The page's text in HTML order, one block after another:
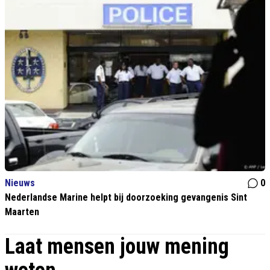
Nieuws
0
Nederlandse Marine helpt bij doorzoeking gevangenis Sint
Maarten
Laat mensen jouw mening